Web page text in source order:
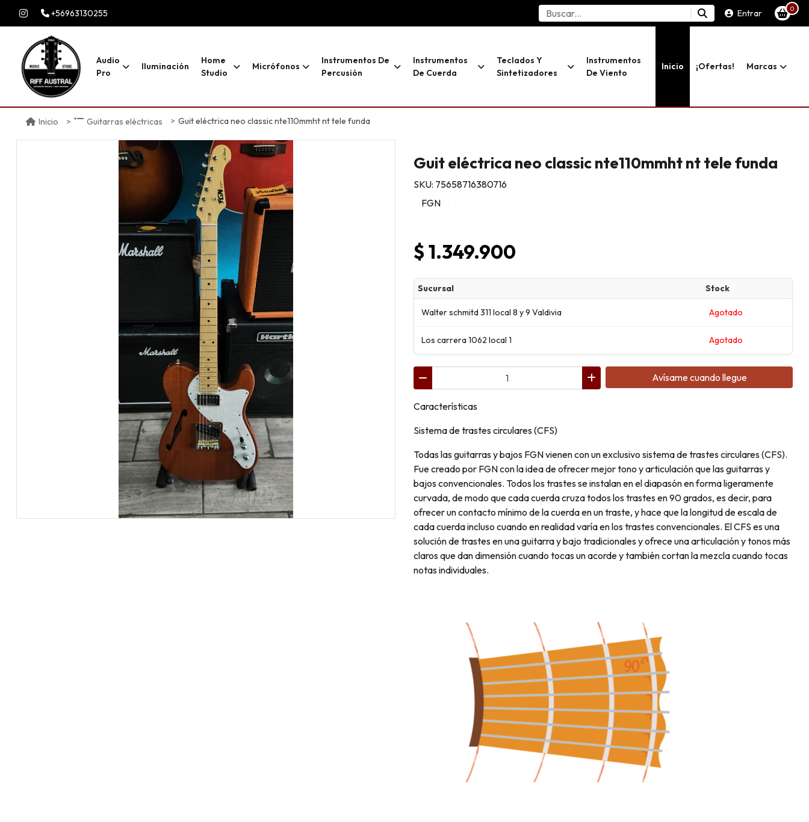
+56963130255 Entrar 0
Audio
Pro
Iluminación
Home
Studio
Micrófonos
Instrumentos De
Percusión
Instrumentos
De Cuerda
Teclados Y
Sintetizadores
Instrumentos
De Viento
Inicio ¡ofertas! Marcas
Inicio Guitarras eléctricas Guit eléctrica neo classic nte110mmht nt tele funda
Guit eléctrica neo classic nte110mmht nt tele funda
SKU: 75658716380716
FGN
$ 1.349.900
Sucursal Stock
Walter schmitd 311 local 8 y 9 Valdivia Agotado
Los carrera 1062 local 1 Agotado
Avísame cuando llegue
Características
Sistema de trastes circulares (CFS)
Todas las guitarras y bajos FGN vienen con un exclusivo sistema de trastes circulares (CFS).
Fue creado por FGN con la idea de ofrecer mejor tono y articulación que las guitarras y
bajos convencionales. Todos los trastes se instalan en el diapasón en forma ligeramente
curvada, de modo que cada cuerda cruza todos los trastes en 90 grados, es decir, para
ofrecer un contacto mínimo de la cuerda en un traste, y hace que la longitud de escala de
cada cuerda incluso cuando en realidad varía en los trastes convencionales. El CFS es una
solución de trastes en una guitarra y bajo tradicionales y ofrece una articulación y tonos más
claros que dan dimensión cuando tocas un acorde y también cortan la mezcla cuando tocas
notas individuales.